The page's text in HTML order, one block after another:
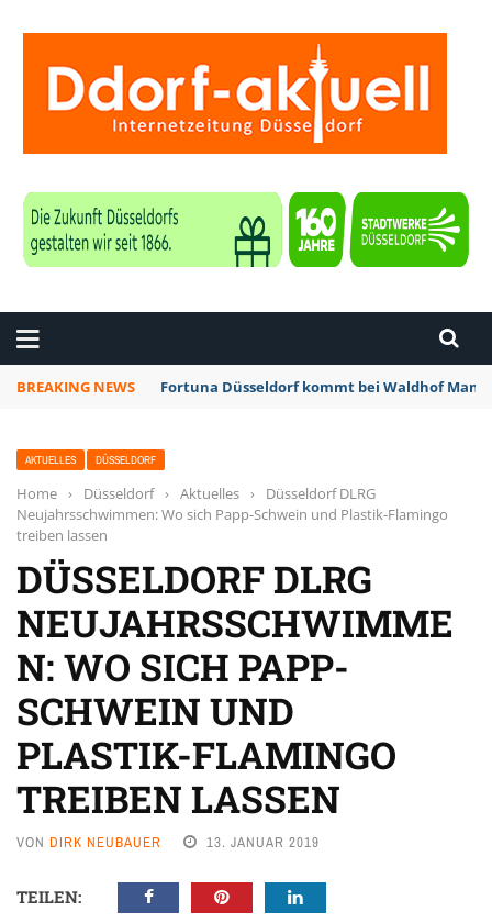
BREAKING NEWS Fortuna Düsseldorf kommt bei Waldhof
AKTUELLES DÜSSELDORF
Home › Düsseldorf › Aktuelles ›
Düsseldorf DLRG
Neujahrsschwimmen: Wo sich Papp-Schwein und Plastik-Flamingo
treiben lassen
DÜSSELDORF DLRG
NEUJAHRSSCHWIMME
N: WO SICH PAPP-
SCHWEIN UND
PLASTIK-FLAMINGO
TREIBEN LASSEN
VON DIRK NEUBAUER 13. JANUAR 2019
TEILEN: